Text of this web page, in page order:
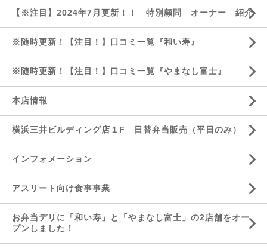
【※注目】2024年7月更新！！ 特別顧問 オーナー 紹介
※随時更新！【注目！】口コミ一覧『和い寿』
※随時更新！【注目！】口コミ一覧『やまなし富士』
本店情報
横浜三井ビルディング店１F 日替弁当販売（平日のみ）
インフォメーション
アスリート向け食事事業
お弁当デリに「和い寿」と「やまなし富士」の2店舗をオー
プンしました！